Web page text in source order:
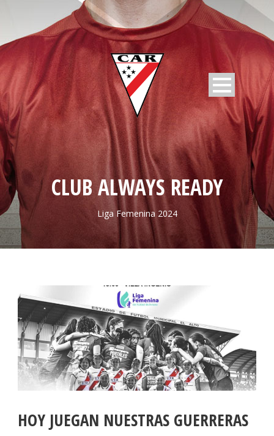
CLUB ALWAYS READY
Liga Femenina 2024
HOY JUEGAN NUESTRAS GUERRERAS